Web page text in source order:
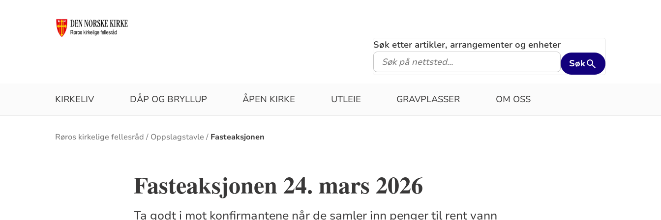
Søk etter artikler, arrangementer og enheter
Søk
KIRKELIV DÅP OG BRYLLUP ÅPEN KIRKE UTLEIE GRAVPLASSER OM OSS
Brødsmulesti
Røros kirkelige fellesråd Oppslagstavle Fasteaksjonen
Fasteaksjonen 24. mars 2026
Ta godt i mot konfirmantene når de samler inn penger til rent vann